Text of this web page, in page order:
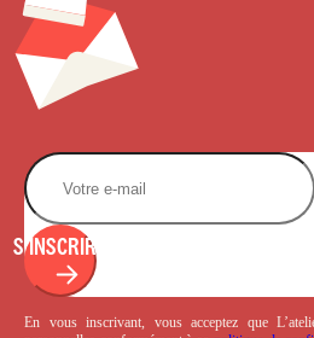
S'INSCRIRE
En vous inscrivant, vous acceptez que